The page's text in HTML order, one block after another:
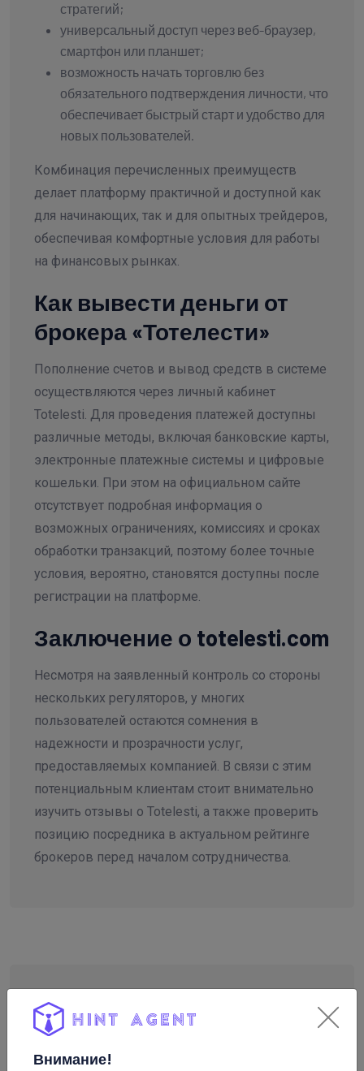
стратегий;
универсальный доступ через веб-браузер,
смартфон или планшет;
возможность начать торговлю без
обязательного подтверждения личности, что
обеспечивает быстрый старт и удобство для
новых пользователей.
Комбинация перечисленных преимуществ
делает платформу практичной и доступной как
для начинающих, так и для опытных трейдеров,
обеспечивая комфортные условия для работы
на финансовых рынках.
Как вывести деньги от
брокера «Тотелести»
Пополнение счетов и вывод средств в системе
осуществляются через личный кабинет
Totelesti. Для проведения платежей доступны
различные методы, включая банковские карты,
электронные платежные системы и цифровые
кошельки. При этом на официальном сайте
отсутствует подробная информация о
возможных ограничениях, комиссиях и сроках
обработки транзакций, поэтому более точные
условия, вероятно, становятся доступны после
регистрации на платформе.
Заключение о totelesti.com
Несмотря на заявленный контроль со стороны
нескольких регуляторов, у многих
пользователей остаются сомнения в
надежности и прозрачности услуг,
предоставляемых компанией. В связи с этим
потенциальным клиентам стоит внимательно
изучить отзывы о Totelesti, а также проверить
позицию посредника в актуальном рейтинге
брокеров перед началом сотрудничества.
Внимание!